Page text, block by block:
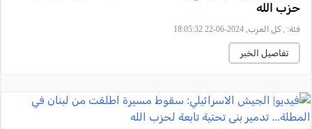
حزب الله
فئة: , كل العرب, 2024-06-22 18:05:32
تفاصيل الخبر